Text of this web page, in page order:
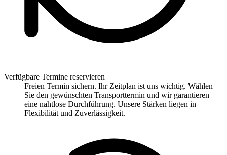
Verfügbare Termine reservieren
Freien Termin sichern. Ihr Zeitplan ist uns wichtig. Wählen
Sie den gewünschten Transporttermin und wir garantieren
eine nahtlose Durchführung. Unsere Stärken liegen in
Flexibilität und Zuverlässigkeit.